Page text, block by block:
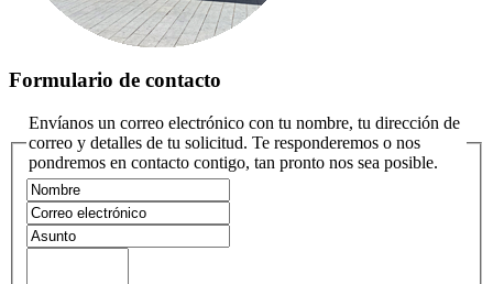
Formulario de contacto
Envíanos un correo electrónico con tu nombre, tu dirección de
correo y detalles de tu solicitud. Te responderemos o nos
pondremos en contacto contigo, tan pronto nos sea posible.